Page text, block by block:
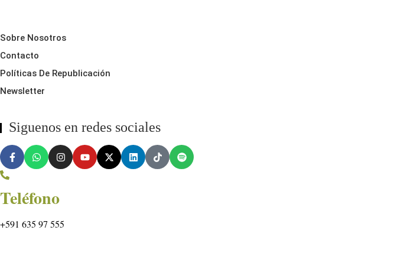
Sobre Nosotros
Contacto
Políticas De Republicación
Newsletter
Siguenos en redes sociales
Teléfono
+591 635 97 555